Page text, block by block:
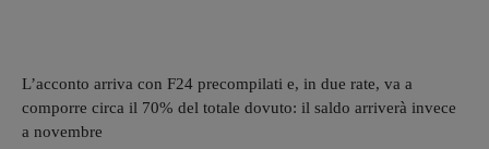
L’acconto arriva con F24 precompilati e, in due rate, va a
comporre circa il 70% del totale dovuto: il saldo arriverà invece
a novembre